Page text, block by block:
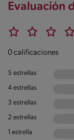
Evaluación
0 calificaciones
5 estrellas
4 estrellas
3 estrellas
2 estrellas
1 estrella